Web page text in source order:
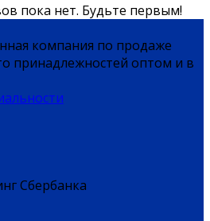
пока нет. Будьте первым!
компания по продаже
принадлежностей оптом и в